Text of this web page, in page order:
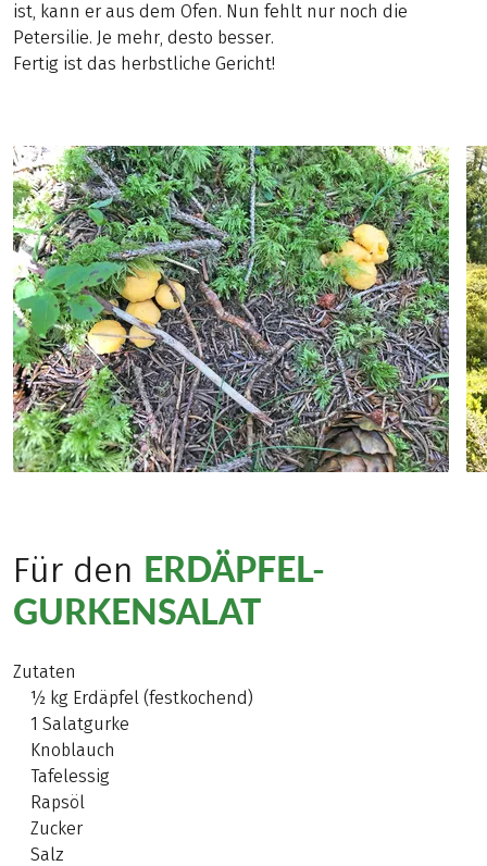
ist, kann er aus dem Ofen. Nun fehlt nur noch die
Petersilie. Je mehr, desto besser.
Fertig ist das herbstliche Gericht!
Für den ERDÄPFEL-
GURKENSALAT
Zutaten
½ kg Erdäpfel (festkochend)
1 Salatgurke
Knoblauch
Tafelessig
Rapsöl
Zucker
Salz